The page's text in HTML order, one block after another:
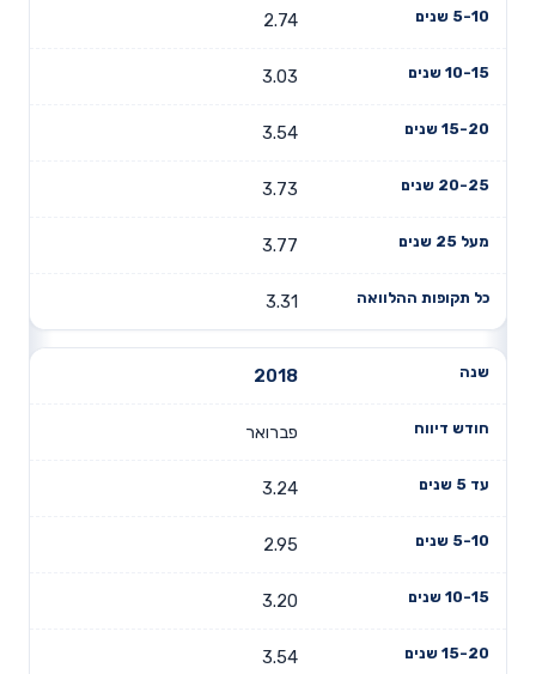
2.74
3.03
3.54
3.73
3.77
3.31
2018
פברואר
3.24
2.95
3.20
3.54